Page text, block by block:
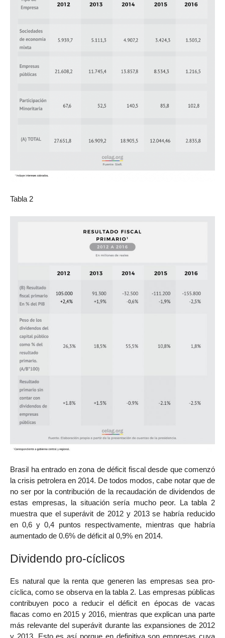
Tabla 2
Brasil ha entrado en zona de déficit fiscal desde que comenzó
la crisis petrolera en 2014. De todos modos, cabe notar que de
no ser por la contribución de la recaudación de dividendos de
estas empresas, la situación sería mucho peor. La tabla 2
muestra que el superávit de 2012 y 2013 se habría reducido
en 0,6 y 0,4 puntos respectivamente, mientras que habría
aumentado de 0.6% de déficit al 0,9% en 2014.
Dividendo pro-cíclicos
Es natural que la renta que generen las empresas sea pro-
cíclica, como se observa en la tabla 2. Las empresas públicas
contribuyen poco a reducir el déficit en épocas de vacas
flacas como en 2015 y 2016, mientras que explican una parte
más relevante del superávit durante las expansiones de 2012
y 2013. Esto es así porque en definitiva son empresas cuya